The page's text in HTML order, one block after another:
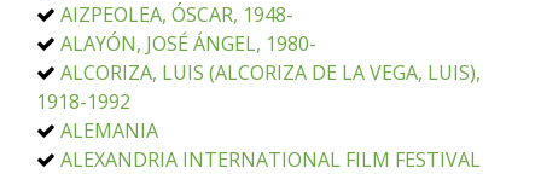
AIZPEOLEA, ÓSCAR, 1948-
ALAYÓN, JOSÉ ÁNGEL, 1980-
ALCORIZA, LUIS (ALCORIZA DE LA VEGA, LUIS),
1918-1992
ALEMANIA
ALEXANDRIA INTERNATIONAL FILM FESTIVAL